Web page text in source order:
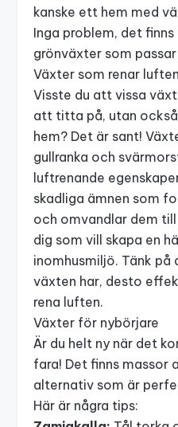
kanske ett hem med
Inga problem, det
grönväxter som
Växter som renar luften
Visste du att vissa
att titta på, utan
hem? Det är sant!
gullranka och
luftrenande
skadliga ämnen som
och omvandlar dem
dig som vill skapa en
inomhusmiljö. Tänk
växten har, desto
rena luften.
Växter för nybörjare
Är du helt ny när det
fara! Det finns
alternativ som är
Här är några tips: